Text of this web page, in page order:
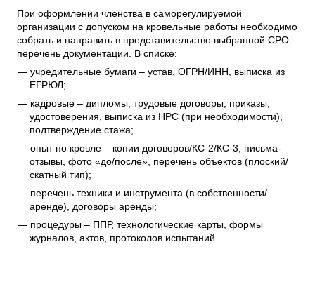
При оформлении членства в саморегулируемой
организации с допуском на кровельные работы необходимо
собрать и направить в представительство выбранной СРО
перечень документации. В списке:
учредительные бумаги – устав, ОГРН/ИНН, выписка из
ЕГРЮЛ;
кадровые – дипломы, трудовые договоры, приказы,
удостоверения, выписка из НРС (при необходимости),
подтверждение стажа;
опыт по кровле – копии договоров/КС-2/КС-3, письма-
отзывы, фото «до/после», перечень объектов (плоский/
скатный тип);
перечень техники и инструмента (в собственности/
аренде), договоры аренды;
процедуры – ППР, технологические карты, формы
журналов, актов, протоколов испытаний.